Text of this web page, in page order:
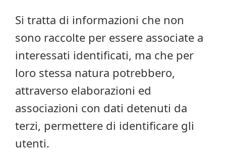
Si tratta di informazioni che non
sono raccolte per essere associate a
interessati identificati, ma che per
loro stessa natura potrebbero,
attraverso elaborazioni ed
associazioni con dati detenuti da
terzi, permettere di identificare gli
utenti.